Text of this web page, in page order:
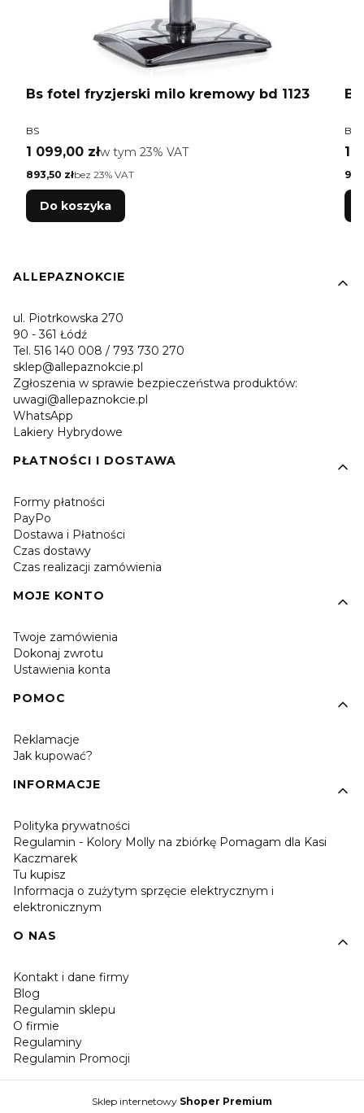
Bs fotel fryzjerski milo kremowy bd 1123
PRODUCENT
BS
Cena brutto
1 099,00 złw tym %s VAT
w tym 23% VAT
Cena netto
893,50 złbez 23% VAT
Do koszyka
BS
1
Linki w stopce
ALLEPAZNOKCIE
ul. Piotrkowska 270
90 - 361 Łódź
Tel. 516 140 008 / 793 730 270
sklep@allepaznokcie.pl
Zgłoszenia w sprawie bezpieczeństwa produktów:
uwagi@allepaznokcie.pl
WhatsApp
Lakiery Hybrydowe
PŁATNOŚCI I DOSTAWA
Formy płatności
PayPo
Dostawa i Płatności
Czas dostawy
Czas realizacji zamówienia
MOJE KONTO
Twoje zamówienia
Dokonaj zwrotu
Ustawienia konta
POMOC
Reklamacje
Jak kupować?
INFORMACJE
Polityka prywatności
Regulamin - Kolory Molly na zbiórkę Pomagam dla Kasi
Kaczmarek
Tu kupisz
Informacja o zużytym sprzęcie elektrycznym i
elektronicznym
O NAS
Kontakt i dane firmy
Blog
Regulamin sklepu
O firmie
Regulaminy
Regulamin Promocji
Sklep internetowy Shoper Premium